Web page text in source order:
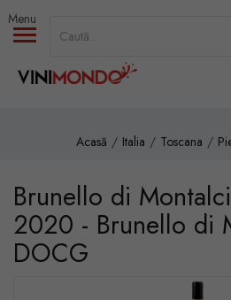
Mergi la conţinutul principal
Acasă Italia Toscana
Brunello di
2020 - Brunello di
DOCG